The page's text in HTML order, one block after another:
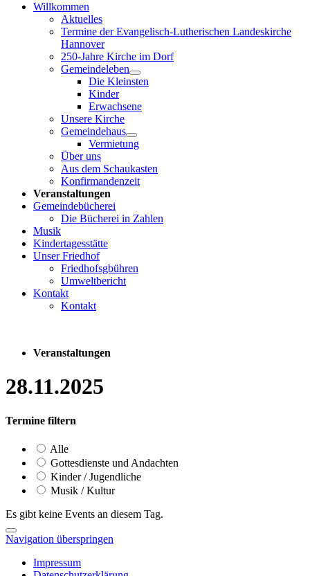
Willkommen
Aktuelles
Termine der Evangelisch-Lutherischen Landeskirche
Hannover
250-Jahre Kirche im Dorf
Gemeindeleben
Die Kleinsten
Kinder
Erwachsene
Unsere Kirche
Gemeindehaus
Vermietung
Über uns
Aus dem Schaukasten
Konfirmandenzeit
Veranstaltungen
Gemeindebücherei
Die Bücherei in Zahlen
Musik
Kindertagesstätte
Unser Friedhof
Friedhofsgbühren
Umweltbericht
Kontakt
Kontakt
Veranstaltungen
28.11.2025
Termine filtern
Alle
Gottesdienste und Andachten
Kinder / Jugendliche
Musik / Kultur
Es gibt keine Events an diesem Tag.
Navigation überspringen
Impressum